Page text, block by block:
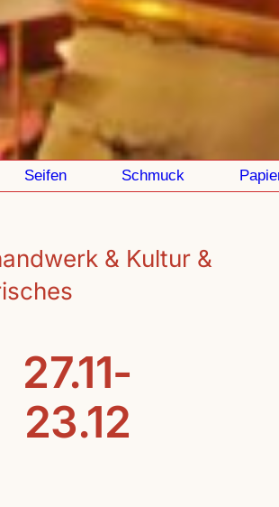
Seifen Schmuck Papier
& Kultur &
27.11-
23.12